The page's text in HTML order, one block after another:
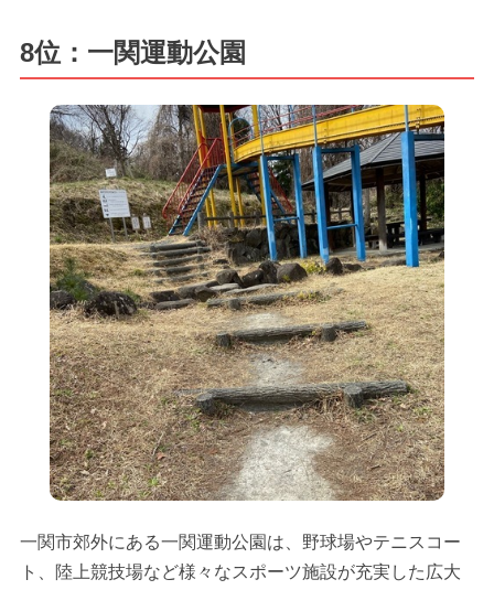
8位：一関運動公園
一関市郊外にある一関運動公園は、野球場やテニスコー
ト、陸上競技場など様々なスポーツ施設が充実した広大